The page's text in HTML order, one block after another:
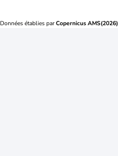
Données établies parCopernicus AMS(2026)